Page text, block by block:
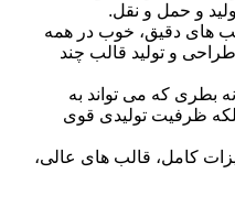
و حمل و نقل.
های دقیق، خوب در همه
و تولید قالب چند
بطری که می تواند به
که ظرفیت تولیدی قوی
کامل، قالب های عالی،